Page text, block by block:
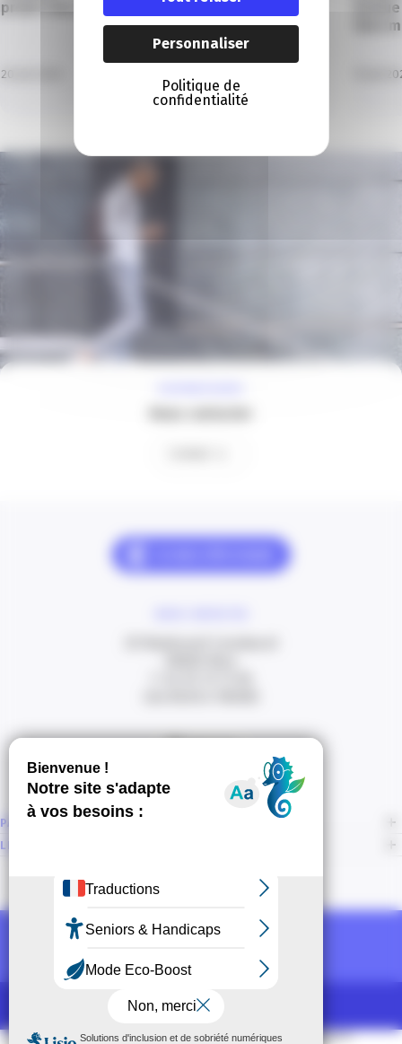
projet dans le 06 !
20 Juil 2026
faire
15 Juil
PAGES
LIENS CONNEXES
Recevoir la newsletter CCI
CCI Espace Presse
Mentions légalesAccessibilitéSitemapCGU CGVCPV
Personnaliser
Politique de
confidentialité